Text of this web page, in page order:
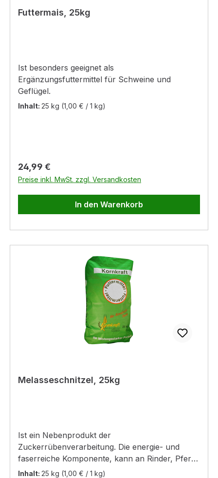
Futtermais, 25kg
Ist besonders geeignet als
Ergänzungsfuttermittel für Schweine und
Geflügel.
Inhalt: 25 kg (1,00 € / 1 kg)
Regulärer Preis:
24,99 €
Preise inkl. MwSt. zzgl. Versandkosten
In den Warenkorb
Melasseschnitzel, 25kg
Ist ein Nebenprodukt der
Zuckerrübenverarbeitung. Die energie- und
faserreiche Komponente, kann an Rinder, Pferde
und tragende Sauen verfüttert werden. Vor der
Inhalt: 25 kg (1,00 € / 1 kg)